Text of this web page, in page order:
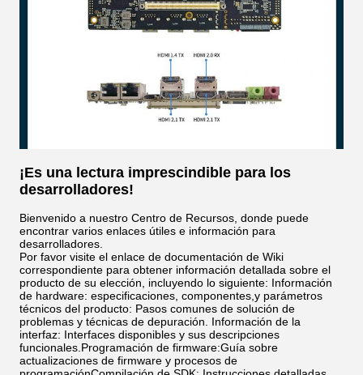
¡Es una lectura imprescindible para los
desarrolladores!
Bienvenido a nuestro Centro de Recursos, donde puede
encontrar varios enlaces útiles e información para
desarrolladores.
Por favor visite el enlace de documentación de Wiki
correspondiente para obtener información detallada sobre el
producto de su elección, incluyendo lo siguiente: Información
de hardware: especificaciones, componentes,y parámetros
técnicos del producto: Pasos comunes de solución de
problemas y técnicas de depuración. Información de la
interfaz: Interfaces disponibles y sus descripciones
funcionales.Programación de firmware:Guía sobre
actualizaciones de firmware y procesos de